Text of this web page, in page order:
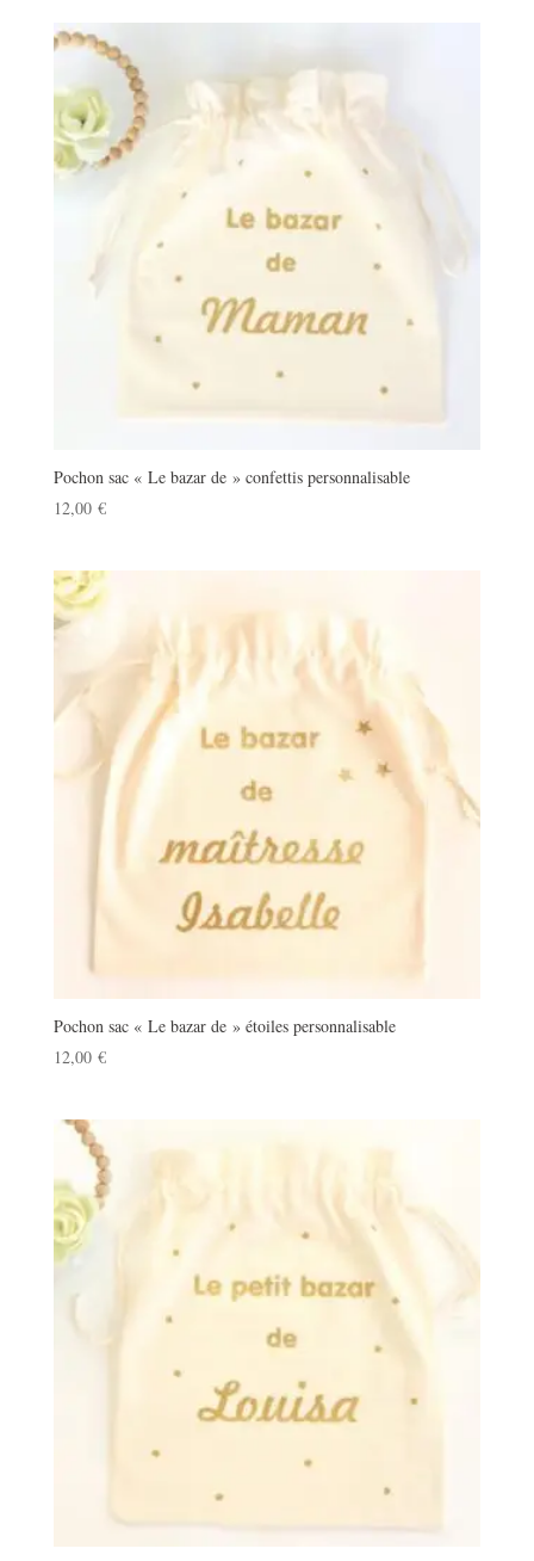
Pochon sac « Le bazar de » confettis personnalisable
12,00 €
Pochon sac « Le bazar de » étoiles personnalisable
12,00 €